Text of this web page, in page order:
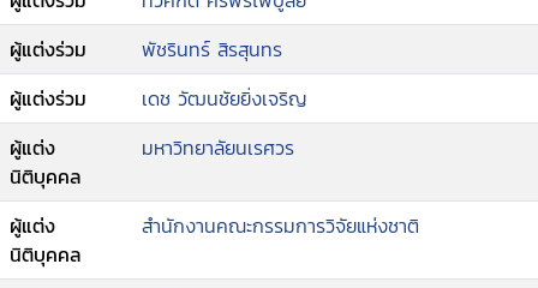
ผู้แต่งร่วม
พัชรินทร์ สิรสุนทร
ผู้แต่งร่วม
เดช วัฒนชัยยิ่งเจริญ
ผู้แต่ง
นิติบุคคล
มหาวิทยาลัยนเรศวร
ผู้แต่ง
นิติบุคคล
สำนักงานคณะกรรมการวิจัยแห่งชาติ